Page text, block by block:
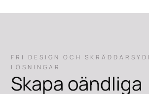
FRI DESIGN OCH
LÖSNINGAR
Skapa oändliga